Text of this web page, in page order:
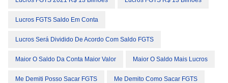
Lucros FGTS Saldo Em Conta
Lucros Será Dividido De Acordo Com Saldo FGTS
Maior O Saldo Da Conta Maior Valor Maior O Saldo Mais Lucros
Me Demiti Posso Sacar FGTS Me Demito Como Sacar FGTS